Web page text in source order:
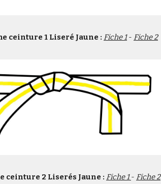
ceinture 1 Liseré Jaune : Fiche 1 - Fiche 2
ceinture 2 Liserés Jaune : Fiche 1 - Fiche 2